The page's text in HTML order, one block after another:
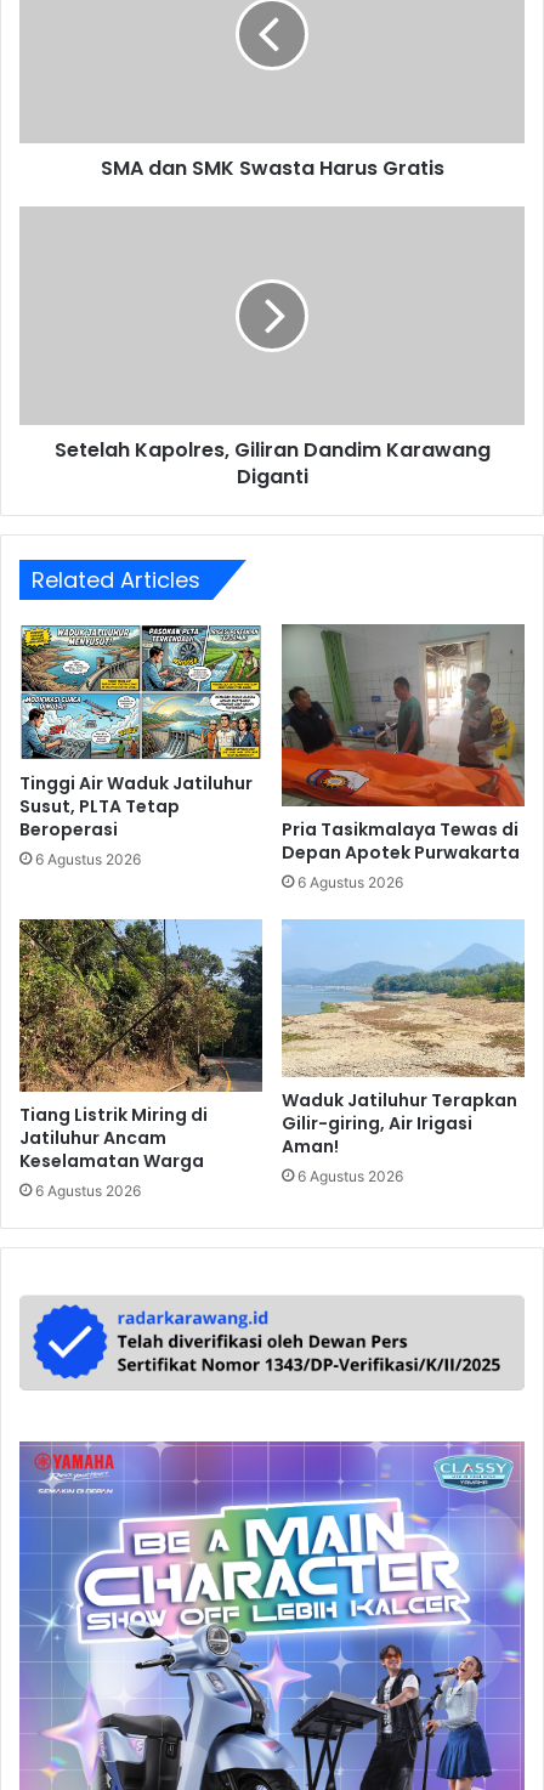
SMA dan SMK Swasta Harus Gratis
Setelah Kapolres, Giliran Dandim Karawang
Diganti
Related Articles
Tinggi Air Waduk Jatiluhur
Susut, PLTA Tetap
Beroperasi
6 Agustus 2026
Pria Tasikmalaya Tewas di
Depan Apotek Purwakarta
6 Agustus 2026
Tiang Listrik Miring di
Jatiluhur Ancam
Keselamatan Warga
6 Agustus 2026
Waduk Jatiluhur Terapkan
Gilir-giring, Air Irigasi
Aman!
6 Agustus 2026